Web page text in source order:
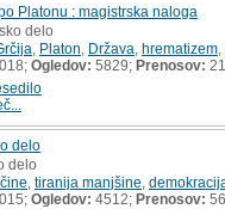
Platonu : magistrska naloga
delo
Platon Država hrematizem
Ogledov: 5829; Prenosov:
delo
delo
tiranija manjšine
Ogledov: 4512; Prenosov: 56